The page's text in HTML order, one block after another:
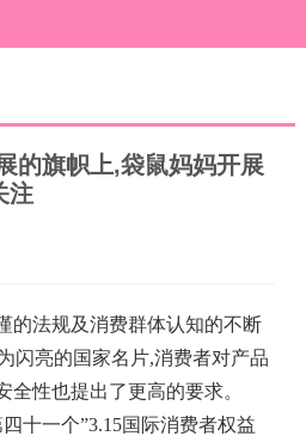
的旗帜上,袋鼠妈妈开展
注
的法规及消费群体认知的不断
闪亮的国家名片,消费者对产品
全性也提出了更高的要求。
十一个”3.15国际消费者权益